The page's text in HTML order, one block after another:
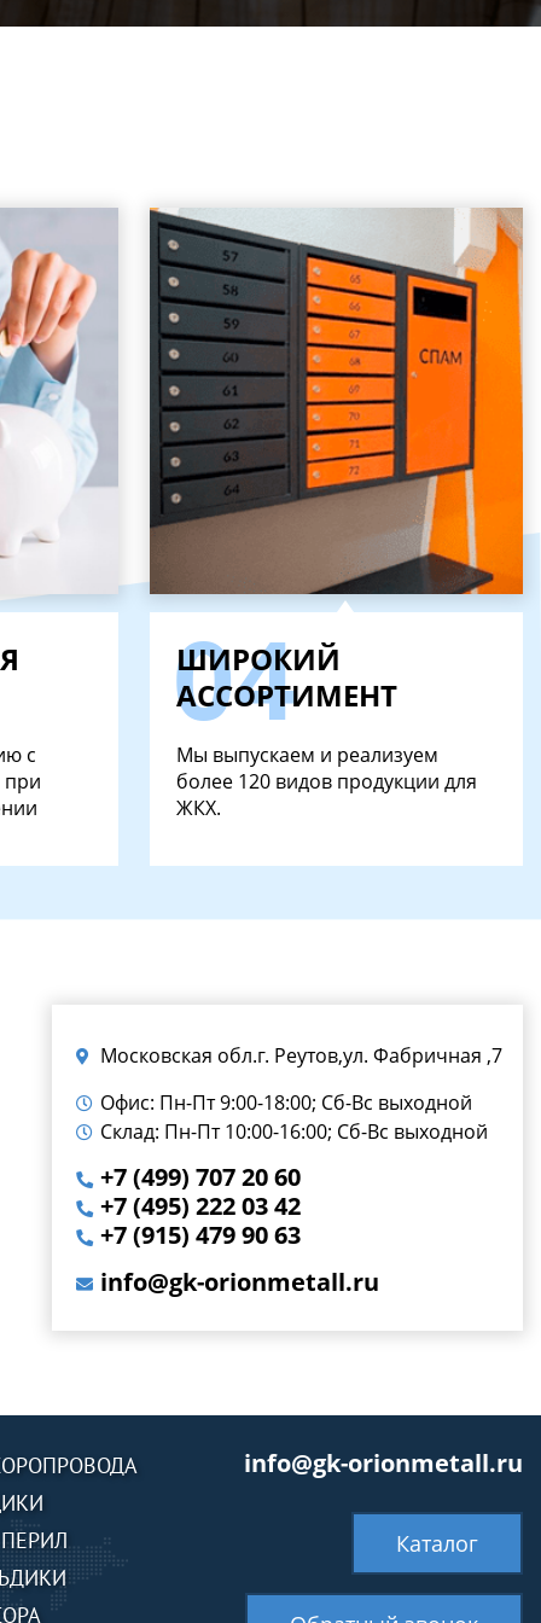
с
ШИРОКИЙ
АССОРТИМЕНТ
Мы выпускаем и реализуем
более 120 видов продукции для
ЖКХ.
Московская обл.г. Реутов,ул. Фабричная ,7
Офис: Пн-Пт 9:00-18:00; Сб-Вс выходной
Склад: Пн-Пт 10:00-16:00; Сб-Вс выходной
+7 (499) 707 20 60
+7 (495) 222 03 42
+7 (915) 479 90 63
info@gk-orionmetall.ru
info@gk-orionmetall.ru
Каталог